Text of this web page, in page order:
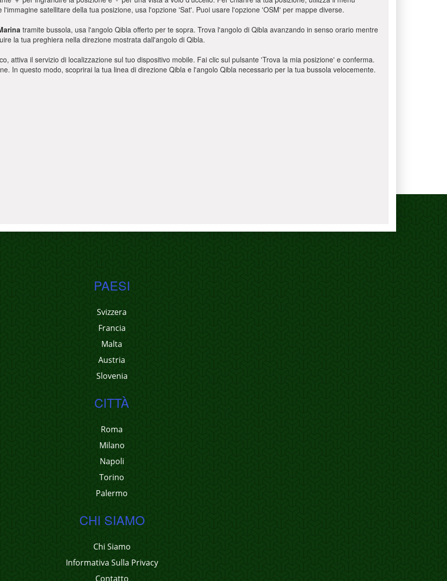
satellitare della tua posizione, usa l'opzione 'Sat'. Puoi usare l'opzione 'OSM' per mappe diverse.
tramite bussola, usa l'angolo Qibla offerto per te sopra. Trova l'angolo di Qibla avanzando in senso orario mentre
la tua preghiera nella direzione mostrata dall'angolo di Qibla.
attiva il servizio di localizzazione sul tuo dispositivo mobile. Fai clic sul pulsante 'Trova la mia posizione' e conferma.
In questo modo, scoprirai la tua linea di direzione Qibla e l'angolo Qibla necessario per la tua bussola velocemente.
PAESI
Svizzera
Francia
Malta
Austria
Slovenia
CITTÀ
Roma
Milano
Napoli
Torino
Palermo
CHI SIAMO
Chi Siamo
Informativa Sulla Privacy
Contatto